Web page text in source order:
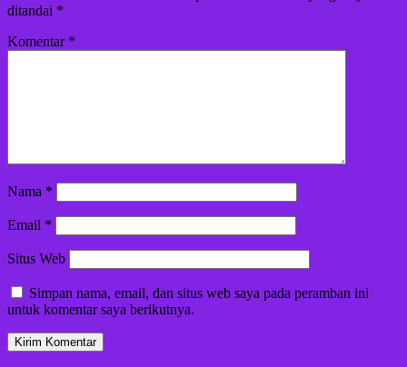
ditandai *
Komentar *
Nama *
Email *
Situs Web
Simpan nama, email, dan situs web saya pada peramban ini
untuk komentar saya berikutnya.